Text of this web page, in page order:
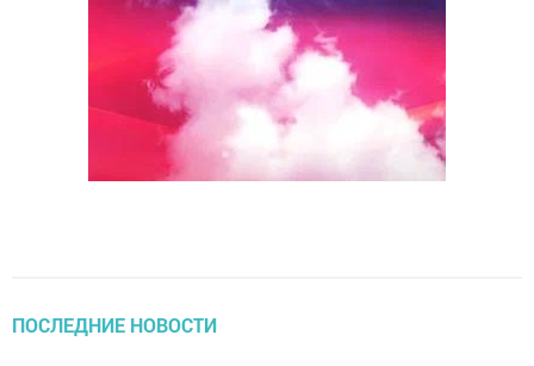
ПОСЛЕДНИЕ НОВОСТИ